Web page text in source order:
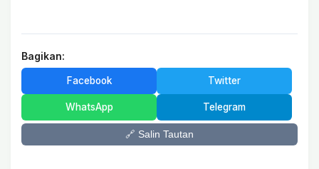
Bagikan:
Facebook Twitter
WhatsApp Telegram
🔗 Salin Tautan